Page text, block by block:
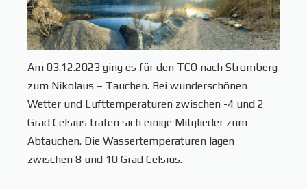
Am 03.12.2023 ging es für den TCO nach Stromberg
zum Nikolaus – Tauchen. Bei wunderschönen
Wetter und Lufttemperaturen zwischen -4 und 2
Grad Celsius trafen sich einige Mitglieder zum
Abtauchen. Die Wassertemperaturen lagen
zwischen 8 und 10 Grad Celsius.